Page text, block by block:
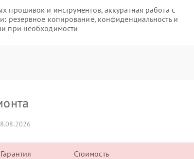
прошивок и инструментов, аккуратная работа с
резервное копирование, конфиденциальность и
при необходимости
Гарантия Стоимость